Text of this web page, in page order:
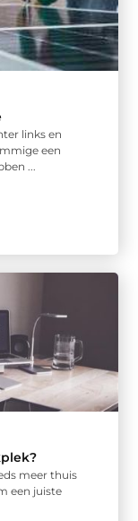
links en
een
...
meer thuis
een juiste